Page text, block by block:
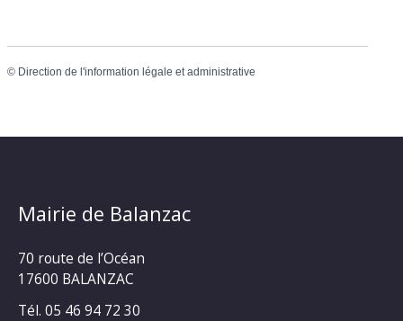
© Direction de l'information légale et administrative
Mairie de Balanzac
70 route de l’Océan
17600 BALANZAC
Tél. 05 46 94 72 30